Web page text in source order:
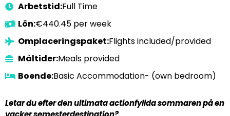
Arbetstid:Full Time
Lön:€440.45 per week
Omplaceringspaket:Flights included/provided
Måltider:Meals provided
Boende:Basic Accommodation- (own bedroom)
Letar du efter den ultimata actionfyllda sommaren på en